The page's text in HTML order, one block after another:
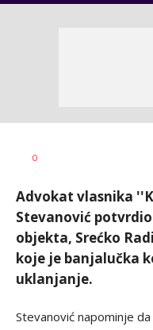
AUTOR
0
Advokat vlasnika
Stevanović
objekta, Srećko
koje je banjalučka
uklanjanje.
Stevanović napominje